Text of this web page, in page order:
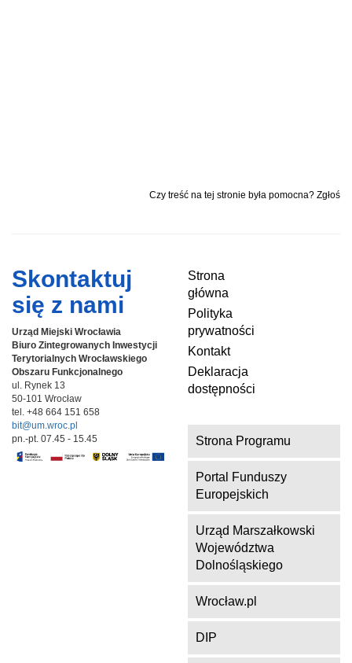
Czy treść na tej stronie była pomocna? Zgłoś
Skontaktuj
się z nami
Urząd Miejski Wrocławia
Biuro Zintegrowanych Inwestycji
Terytorialnych Wrocławskiego
Obszaru Funkcjonalnego
ul. Rynek 13
50-101 Wrocław
tel. +48 664 151 658
bit@um.wroc.pl
pn.-pt. 07.45 - 15.45
Strona
główna
Polityka
prywatności
Kontakt
Deklaracja
dostępności
Strona Programu
Portal Funduszy
Europejskich
Urząd Marszałkowski
Województwa
Dolnośląskiego
Wrocław.pl
DIP